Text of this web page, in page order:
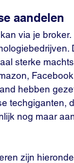
aandelen
via je
sterke
hebben
techgiganten,
nog maar
zijn